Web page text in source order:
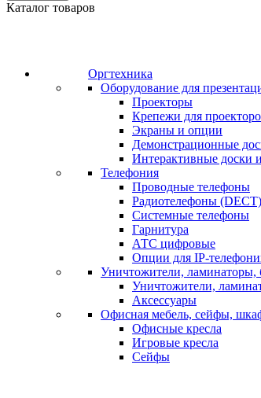
Каталог товаров
Оргтехника
Оборудование для
Проекторы
Крепежи для
Экраны и опции
Демонстрационные
Интерактивные доски
Телефония
Проводные телефоны
Радиотелефоны (DECT)
Системные телефоны
Гарнитура
АТС цифровые
Опции для IP-
Уничтожители, ламинаторы,
Уничтожители,
Аксессуары
Офисная мебель, сейфы,
Офисные кресла
Игровые кресла
Сейфы